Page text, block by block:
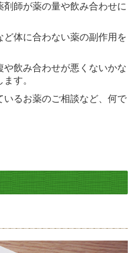
師が薬の量や飲み合わせに
体に合わない薬の副作用を
飲み合わせが悪くないかな
す。
るお薬のご相談など、何で